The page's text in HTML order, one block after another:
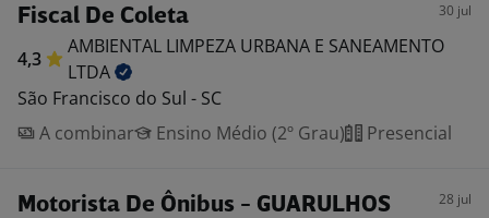
Fiscal De Coleta 30 jul
4,3
AMBIENTAL LIMPEZA URBANA E SANEAMENTO
LTDA
São Francisco do Sul - SC
A combinar
Ensino Médio (2º Grau) Presencial
Motorista De Ônibus - GUARULHOS 28 jul